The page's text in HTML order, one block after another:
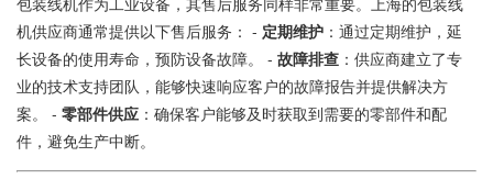
机供应商通常提供以下售后服务： - 定期维护 ：通过定期维护，延
长设备的使用寿命，预防设备故障。 - 故障排查 ：供应商建立了专
业的技术支持团队，能够快速响应客户的故障报告并提供解决方
案。 - 零部件供应 ：确保客户能够及时获取到需要的零部件和配
件，避免生产中断。